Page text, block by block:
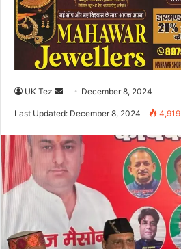
UK Tez
e
d
n
m
i
December 8, 2024
Last Updated: December 8, 2024 4,919